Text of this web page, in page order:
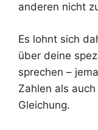
anderen nicht
Es lohnt sich
über deine
sprechen –
Zahlen als
Gleichung.